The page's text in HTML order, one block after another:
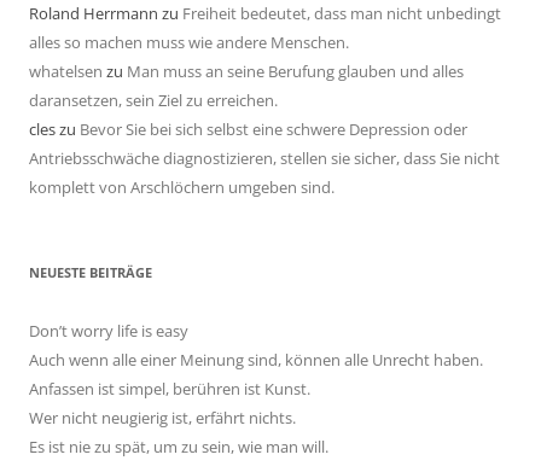
Roland Herrmann zu Freiheit bedeutet, dass man nicht unbedingt
alles so machen muss wie andere Menschen.
whatelsen zu Man muss an seine Berufung glauben und alles
daransetzen, sein Ziel zu erreichen.
cleszu Bevor Sie bei sich selbst eine schwere Depression oder
Antriebsschwäche diagnostizieren, stellen sie sicher, dass Sie nicht
komplett von Arschlöchern umgeben sind.
NEUESTE BEITRÄGE
Don’t worry life is easy
Auch wenn alle einer Meinung sind, können alle Unrecht haben.
Anfassen ist simpel, berühren ist Kunst.
Wer nicht neugierig ist, erfährt nichts.
Es ist nie zu spät, um zu sein, wie man will.